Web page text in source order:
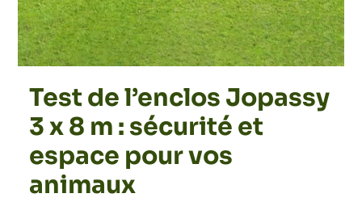
Test de l’enclos Jopassy
3 x 8 m : sécurité et
espace pour vos
animaux